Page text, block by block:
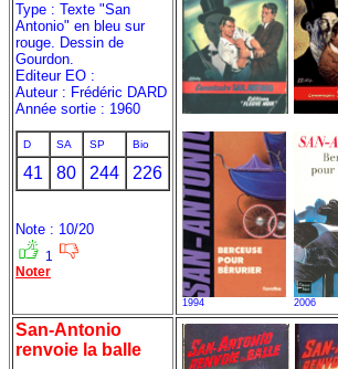
Type : Texte "San
Antonio" en bleu sur
rouge. Dessin de
Gourdon.
Editeur EO :
Auteur : Frédéric DARD
Année sortie : 1960
D SA SP Bio
41 80 244 226
Note : 10/20
1
Noter
1994 2006
San-Antonio
renvoie la balle